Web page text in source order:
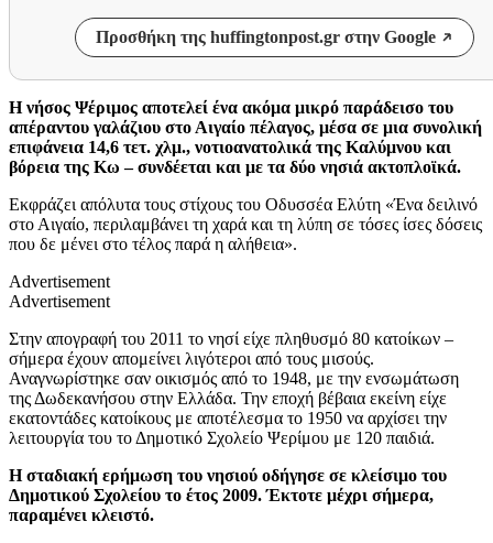
Προσθήκη της huffingtonpost.gr στην Google
Η νήσος Ψέριμος αποτελεί ένα ακόμα μικρό παράδεισο του
απέραντου γαλάζιου στο Αιγαίο πέλαγος, μέσα σε μια συνολική
επιφάνεια 14,6 τετ. χλμ., νοτιοανατολικά της Καλύμνου και
βόρεια της Κω – συνδέεται και με τα δύο νησιά ακτοπλοϊκά.
Εκφράζει απόλυτα τους στίχους του Οδυσσέα Ελύτη «Ένα δειλινό
στο Αιγαίο, περιλαμβάνει τη χαρά και τη λύπη σε τόσες ίσες δόσεις
που δε μένει στο τέλος παρά η αλήθεια».
Advertisement
Advertisement
Στην απογραφή του 2011 το νησί είχε πληθυσμό 80 κατοίκων –
σήμερα έχουν απομείνει λιγότεροι από τους μισούς.
Αναγνωρίστηκε σαν οικισμός από το 1948, με την ενσωμάτωση
της Δωδεκανήσου στην Ελλάδα. Την εποχή βέβαια εκείνη είχε
εκατοντάδες κατοίκους με αποτέλεσμα το 1950 να αρχίσει την
λειτουργία του το Δημοτικό Σχολείο Ψερίμου με 120 παιδιά.
Η σταδιακή ερήμωση του νησιού οδήγησε σε κλείσιμο του
Δημοτικού Σχολείου το έτος 2009. Έκτοτε μέχρι σήμερα,
παραμένει κλειστό.